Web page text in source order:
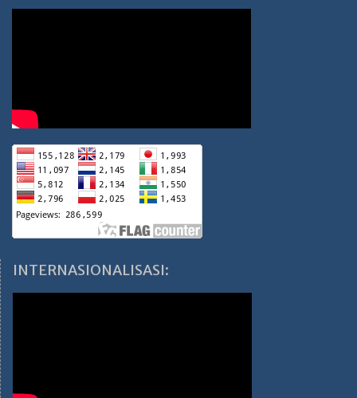
INTERNASIONALISASI: